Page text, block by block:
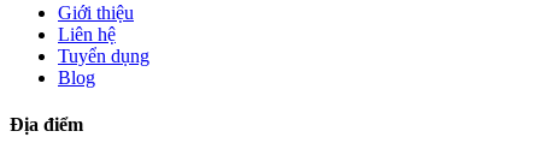
Giới thiệu
Liên hệ
Tuyển dụng
Blog
Địa điểm